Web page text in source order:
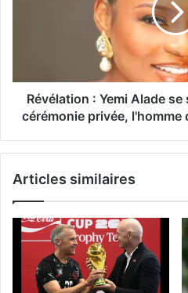
Révélation : Yemi Alade
cérémonie privée, l'homme
Articles similaires